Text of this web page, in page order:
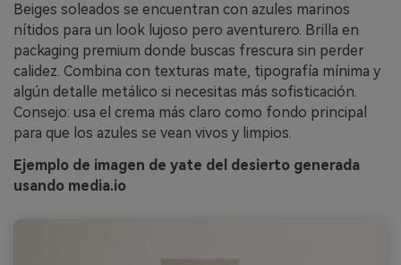
Beiges soleados se encuentran con azules marinos
nítidos para un look lujoso pero aventurero. Brilla en
packaging premium donde buscas frescura sin perder
calidez. Combina con texturas mate, tipografía mínima y
algún detalle metálico si necesitas más sofisticación.
Consejo: usa el crema más claro como fondo principal
para que los azules se vean vivos y limpios.
Ejemplo de imagen de yate del desierto generada
usando media.io